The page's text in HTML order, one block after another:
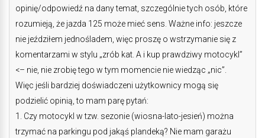
opinię/odpowiedź na dany temat, szczególnie tych osób, które
rozumieją, że jazda 125 może mieć sens. Ważne info: jeszcze
nie jeździłem jednośladem, więc proszę o wstrzymanie się z
komentarzami w stylu „zrób kat. A i kup prawdziwy motocykl”
<– nie, nie zrobię tego w tym momencie nie wiedząc „nic”.
Więc jeśli bardziej doświadczeni użytkownicy mogą się
podzielić opinią, to mam parę pytań:
1. Czy motocykl w tzw. sezonie (wiosna-lato-jesień) można
trzymać na parkingu pod jakąś plandeką? Nie mam garażu